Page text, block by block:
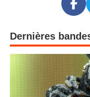
Dernières